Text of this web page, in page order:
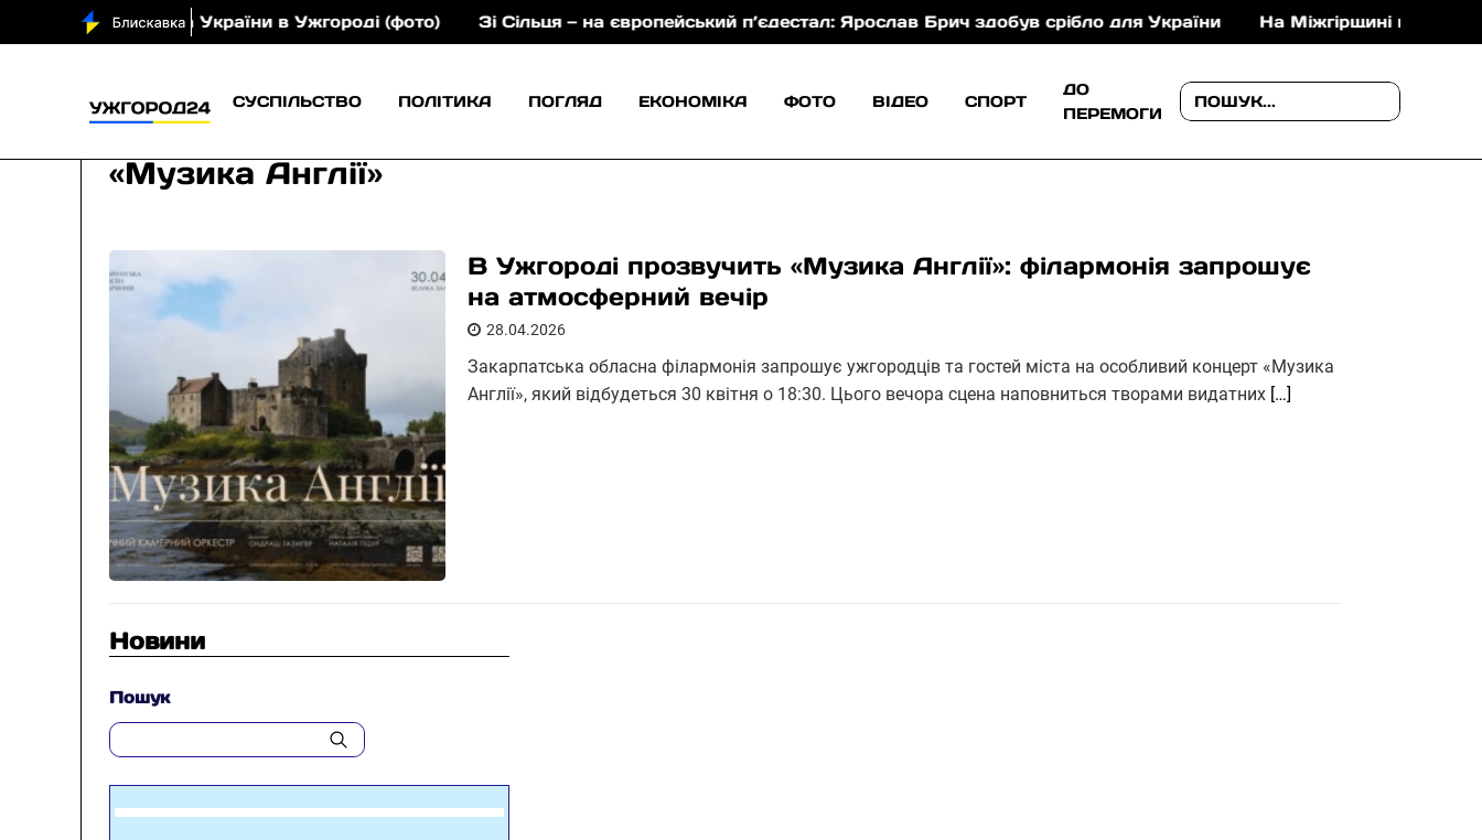
України в Ужгороді (фото) Зі Сільця — на європейський п’єдестал: Ярослав Брич здобув срібло для України На Міжгірщині медики
СУСПІЛЬСТВО ПОЛІТИКА ПОГЛЯД ЕКОНОМІКА ФОТО ВІДЕО СПОРТ
ДО
ПЕРЕМОГИ
«Музика Англії»
В Ужгороді прозвучить «Музика Англії»: філармонія запрошує
на атмосферний вечір
28.04.2026
Закарпатська обласна філармонія запрошує ужгородців та гостей міста на особливий концерт «Музика
Англії», який відбудеться 30 квітня о 18:30. Цього вечора сцена наповниться творами видатних […]
Новини
Пошук